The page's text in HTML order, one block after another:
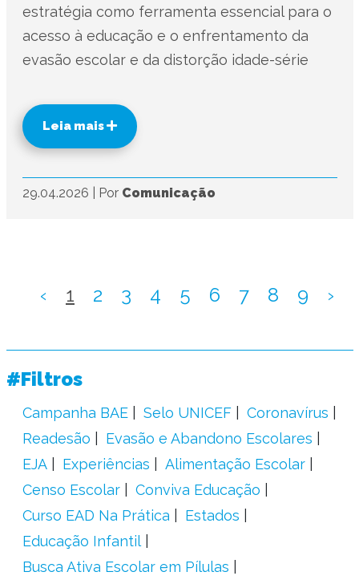
estratégia como ferramenta essencial para o
acesso à educação e o enfrentamento da
evasão escolar e da distorção idade-série
Leia mais
29.04.2026 Por Comunicação
‹ 1 2 3 4 5 6 7 8 9 ›
#Filtros
Campanha BAE Selo UNICEF
Coronavírus
Readesão
Evasão e Abandono Escolares
EJA
Experiências
Alimentação Escolar
Censo Escolar
Conviva Educação
Curso EAD Na Prática
Estados
Educação Infantil
Busca Ativa Escolar em Pílulas